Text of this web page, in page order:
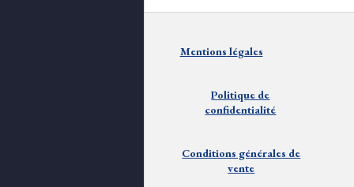
Mentions légales
Politique de
confidentialité
Conditions générales de
vente